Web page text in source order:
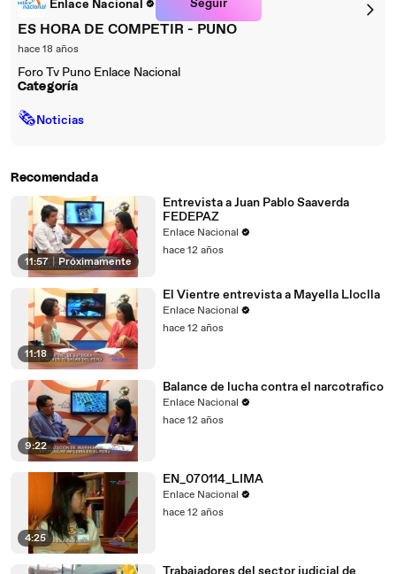
Enlace Nacional Seguir
ES HORA DE COMPETIR - PUNO
hace 18 años
Foro Tv Puno Enlace Nacional
Categoría
🗞Noticias
Recomendada
11:57 | Próximamente
Entrevista a Juan Pablo Saaverda
FEDEPAZ
Enlace Nacional
hace 12 años
11:18
El Vientre entrevista a Mayella Lloclla
Enlace Nacional
hace 12 años
9:22
Balance de lucha contra el narcotrafico
Enlace Nacional
hace 12 años
4:25
EN_070114_LIMA
Enlace Nacional
hace 12 años